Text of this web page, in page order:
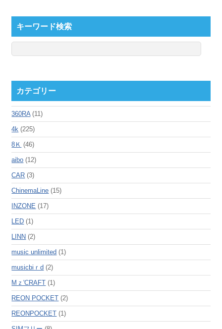
キーワード検索
カテゴリー
360RA(11)
4k (225)
8Ｋ (46)
aibo (12)
CAR (3)
ChinemaLine (15)
INZONE (17)
LED (1)
LINN (2)
music unlimited (1)
musicbiｒd (2)
Mｚ'CRAFT (1)
REON POCKET (2)
REONPOCKET (1)